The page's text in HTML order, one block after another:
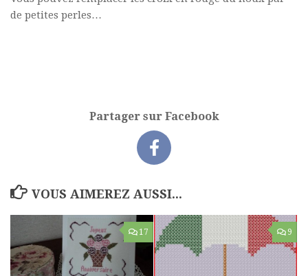
de petites perles…
Partager sur Facebook
VOUS AIMEREZ AUSSI...
17 9